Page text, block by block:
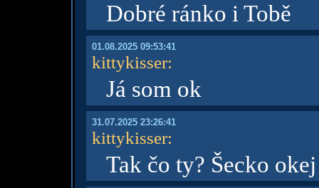
Dobré ránko i Tobě
01.08.2025 09:53:41
kittykisser:
Já som ok
31.07.2025 23:26:41
kittykisser:
Tak čo ty? Šecko